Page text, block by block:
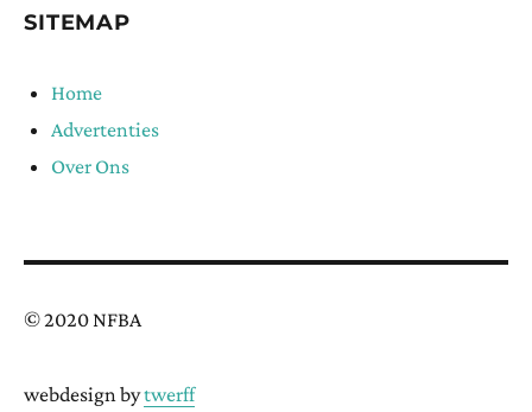
SITEMAP
Home
Advertenties
Over Ons
© 2020 NFBA
webdesign bytwerff